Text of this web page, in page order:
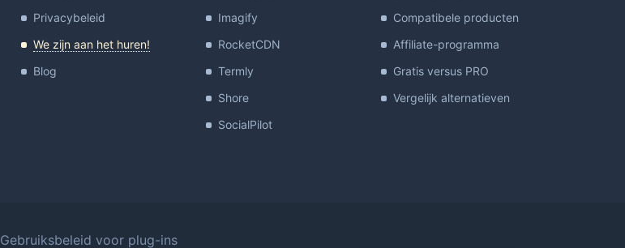
Privacybeleid
We zijn aan het huren!
Blog
Imagify
RocketCDN
Termly
Shore
SocialPilot
Compatibele producten
Affiliate-programma
Gratis versus PRO
Vergelijk alternatieven
Gebruiksbeleid voor plug-ins